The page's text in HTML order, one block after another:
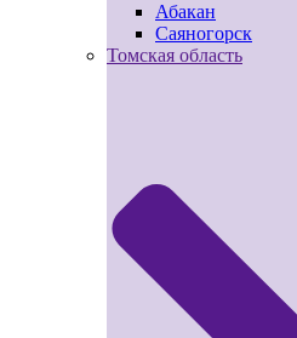
Абакан
Саяногорск
Томская область